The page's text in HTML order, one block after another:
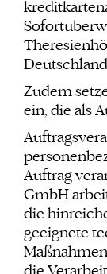
Zudem
ein, die als
Auftrag
GmbH
die
geeignete